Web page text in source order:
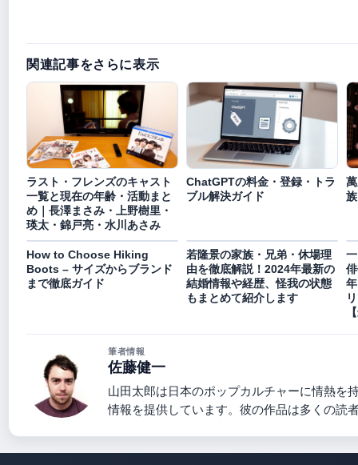
関連記事をさらに表示
ラスト・フレンズのキャスト
一覧と現在の年齢・活動まと
め｜長澤まさみ・上野樹里・
瑛太・錦戸亮・水川あさみ
ChatGPTの料金・登録・トラ
ブル解決ガイド
How to Choose Hiking
Boots – サイズからブランド
まで徹底ガイド
若隆景の家族・兄弟・休場理
由を徹底解説！2024年最新の
結婚情報や経歴、怪我の状態
もまとめて紹介します
筆者情報
佐藤健一
山田太郎は日本のポップカルチャーに情熱を
情報を提供しています。彼の作品は多くの読